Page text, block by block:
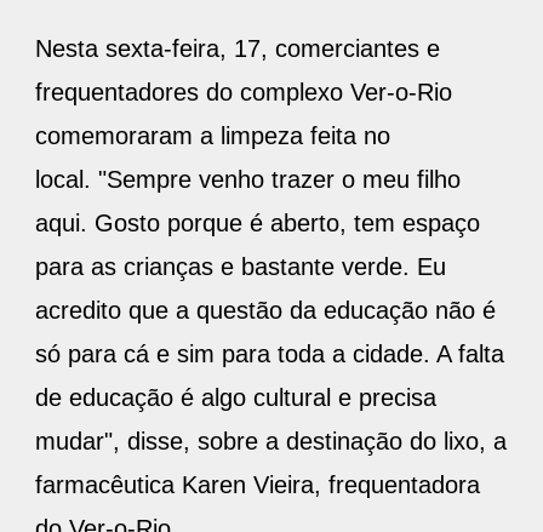
Nesta sexta-feira, 17, comerciantes e
frequentadores do complexo Ver-o-Rio
comemoraram a limpeza feita no
local. "Sempre venho trazer o meu filho
aqui. Gosto porque é aberto, tem espaço
para as crianças e bastante verde. Eu
acredito que a questão da educação não é
só para cá e sim para toda a cidade. A falta
de educação é algo cultural e precisa
mudar", disse, sobre a destinação do lixo, a
farmacêutica Karen Vieira, frequentadora